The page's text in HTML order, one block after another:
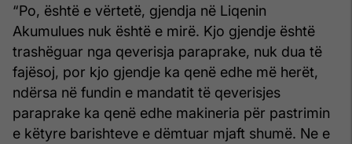
“Po, është e vërtetë, gjendja në Liqenin
Akumulues nuk është e mirë. Kjo gjendje është
trashëguar nga qeverisja paraprake, nuk dua të
fajësoj, por kjo gjendje ka qenë edhe më herët,
ndërsa në fundin e mandatit të qeverisjes
paraprake ka qenë edhe makineria për pastrimin
e këtyre barishteve e dëmtuar mjaft shumë. Ne e